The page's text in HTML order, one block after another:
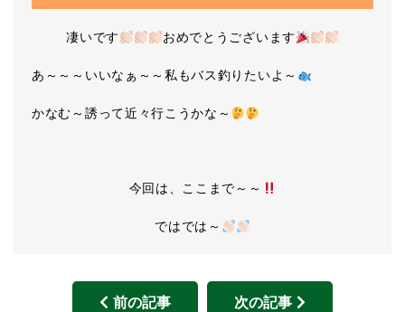
凄いです おめでとうございます
あ～～～いいなぁ～～私もバス釣りたいよ～
かなむ～誘って近々行こうかな～
今回は、ここまで～～
ではでは～
前の記事 次の記事